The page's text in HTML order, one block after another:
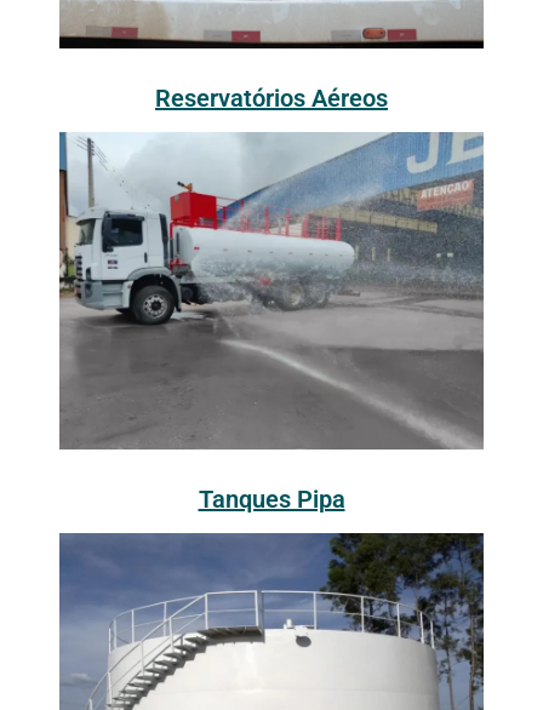
Reservatórios Aéreos
Tanques Pipa